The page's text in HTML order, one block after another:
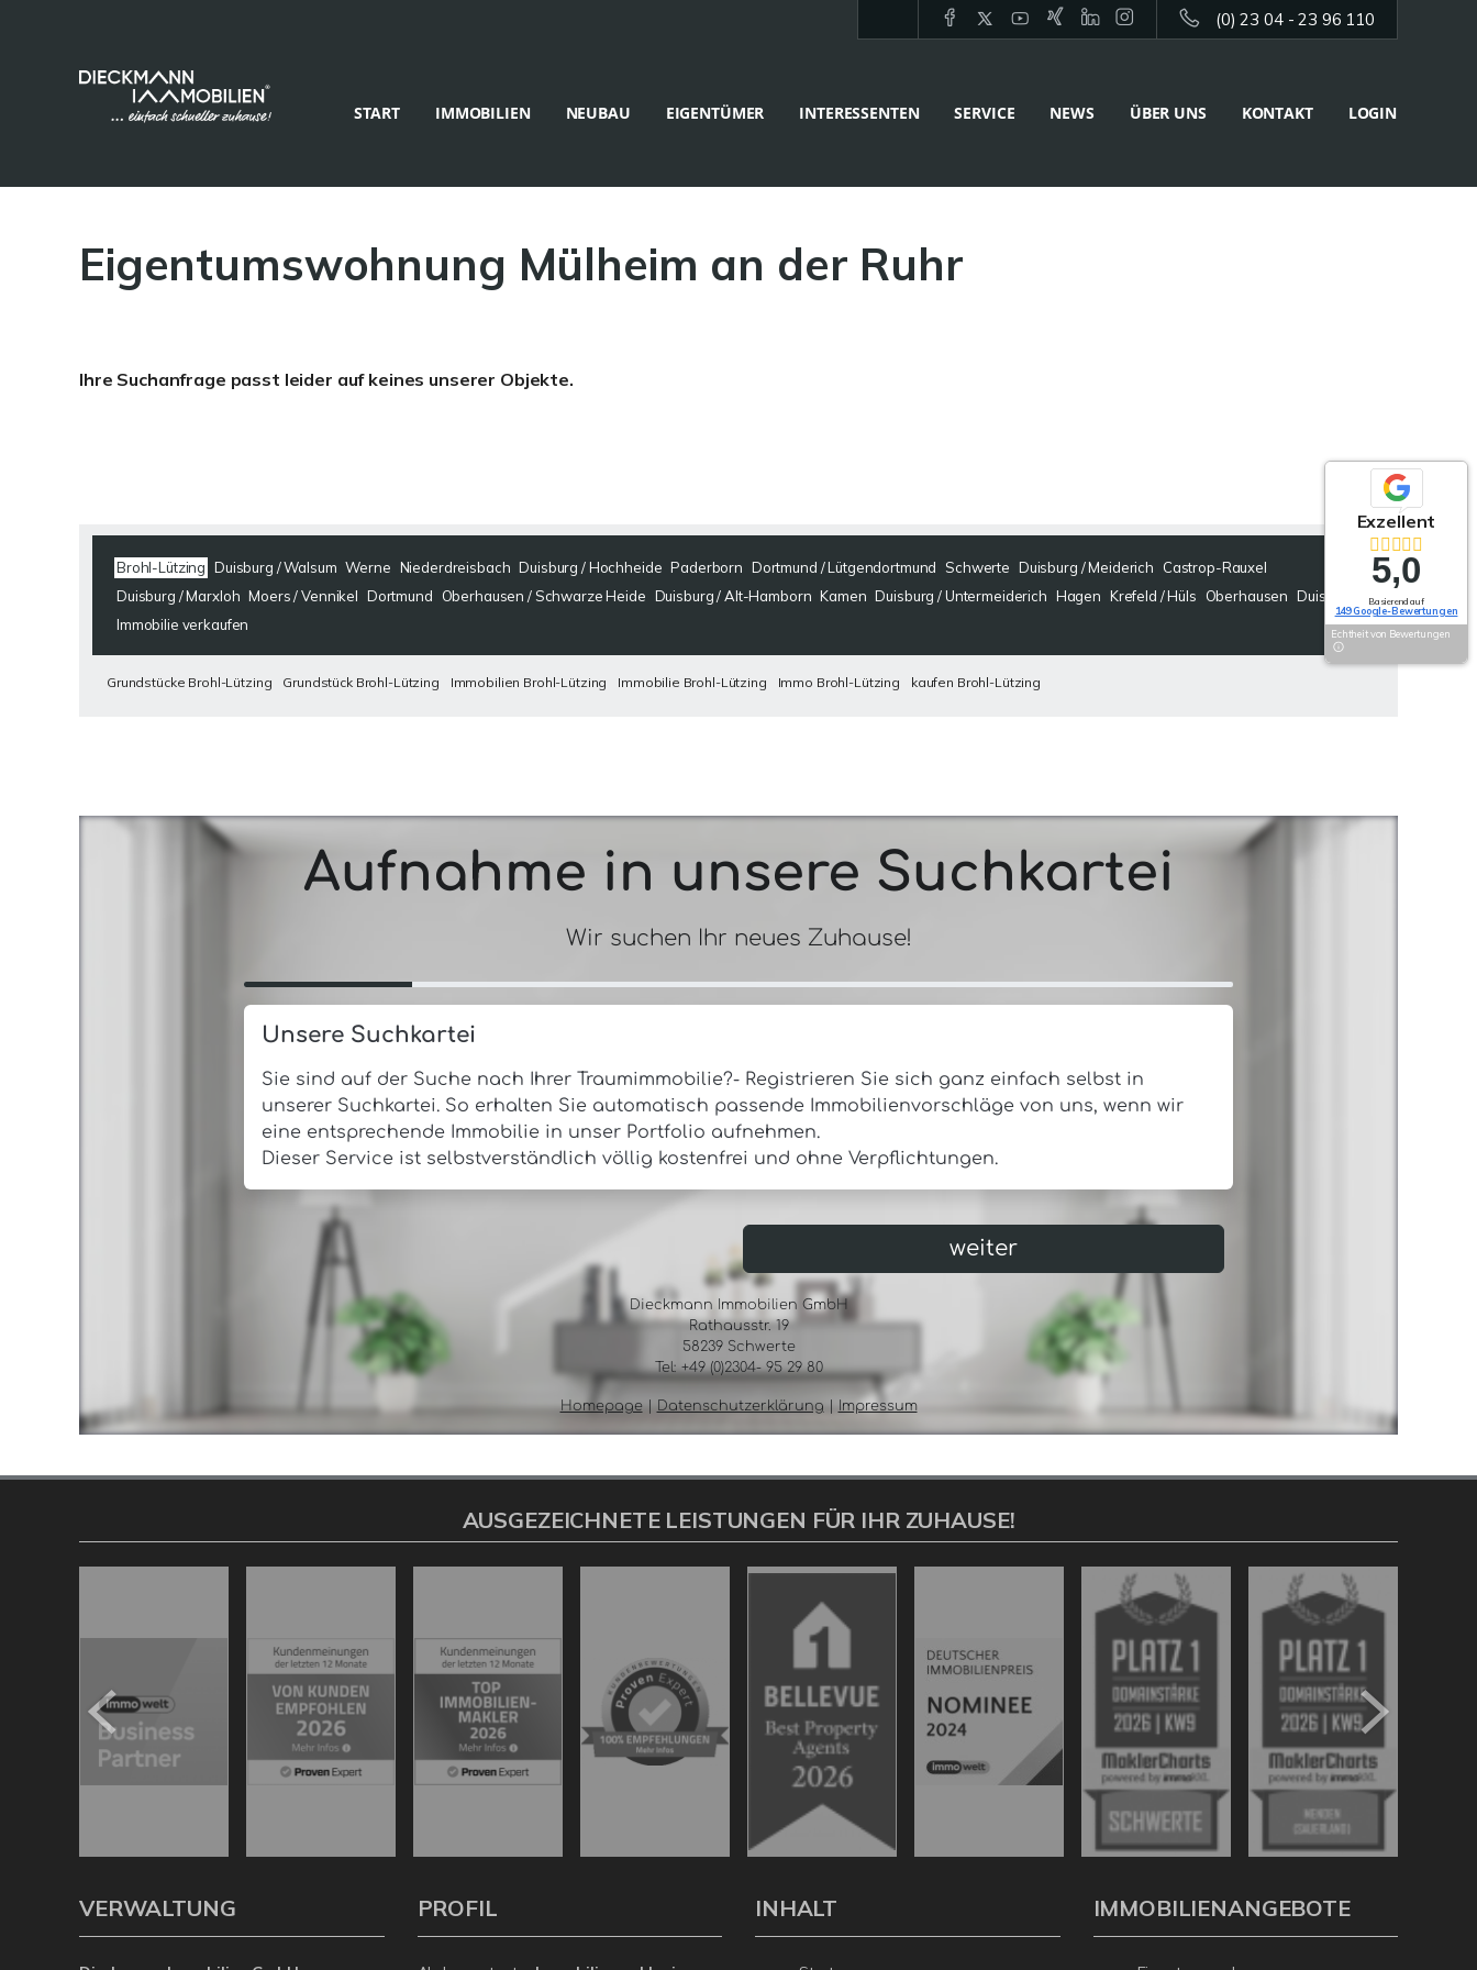
(0) 23 04 - 23 96 110
START IMMOBILIEN NEUBAU EIGENTÜMER INTERESSENTEN SERVICE NEWS ÜBER UNS KONTAKT LOGIN
Eigentumswohnung Mülheim an der Ruhr
Ihre Suchanfrage passt leider auf keines unserer Objekte.
Brohl-Lützing Duisburg / Walsum Werne Niederdreisbach Duisburg / Hochheide Paderborn Dortmund / Lütgendortmund Schwerte Duisburg / Meiderich
Castrop-Rauxel
Duisburg / Marxloh Moers / Vennikel Dortmund Oberhausen / Schwarze Heide Duisburg / Alt-Hamborn Kamen Duisburg / Untermeiderich Hagen Krefeld / Hüls Oberhausen Duisburg
Immobilie verkaufen
Grundstücke Brohl-Lützing Grundstück Brohl-Lützing Immobilien Brohl-Lützing Immobilie Brohl-Lützing Immo Brohl-Lützing kaufen Brohl-Lützing
Exzellent
5,0
Basierend auf
149 Google-Bewertungen
Echtheit von Bewertungen
AUSGEZEICHNETE LEISTUNGEN FÜR IHR ZUHAUSE!
VERWALTUNG PROFIL INHALT IMMOBILIENANGEBOTE